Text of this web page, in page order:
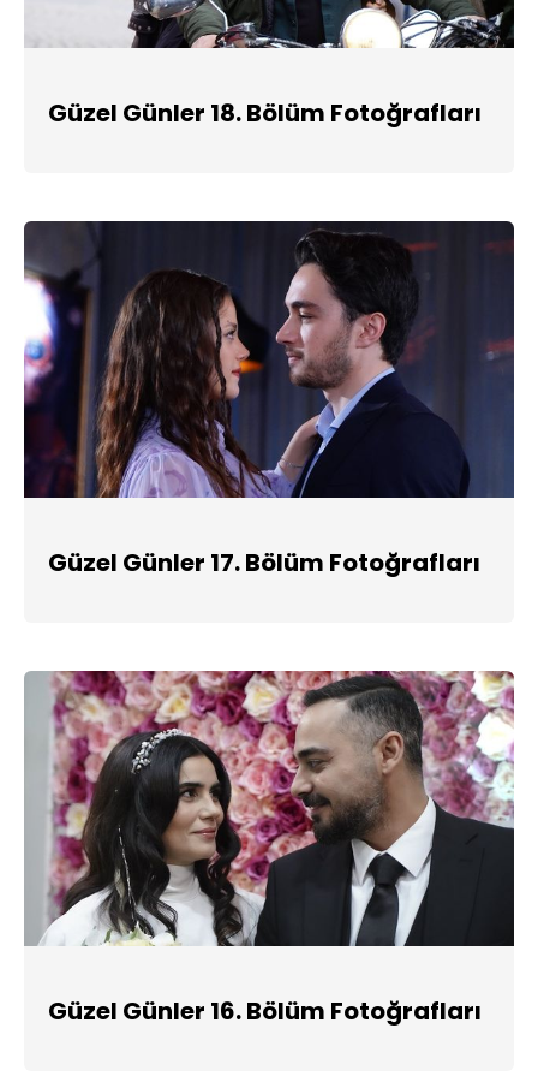
Güzel Günler 18. Bölüm Fotoğrafları
Güzel Günler 17. Bölüm Fotoğrafları
Güzel Günler 16. Bölüm Fotoğrafları